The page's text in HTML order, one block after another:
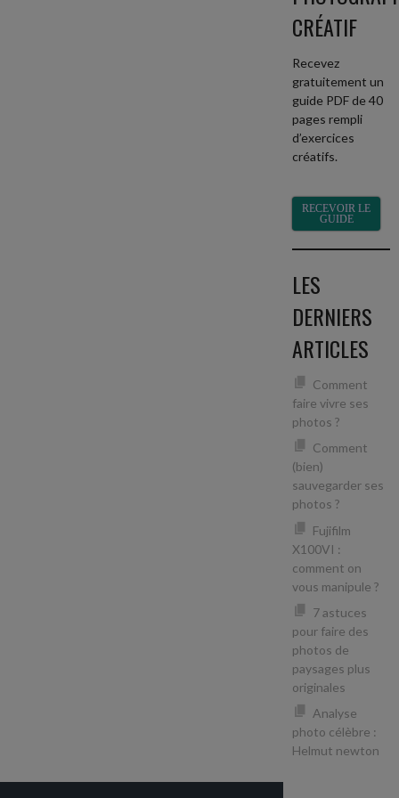
CRÉATIF
Recevez
gratuitement un
guide PDF de 40
pages rempli
d’exercices
créatifs.
RECEVOIR LE
GUIDE
LES
DERNIERS
ARTICLES
Comment
faire vivre ses
photos ?
Comment
(bien)
sauvegarder ses
photos ?
Fujifilm
X100VI :
comment on
vous manipule ?
7 astuces
pour faire des
photos de
paysages plus
originales
Analyse
photo célèbre :
Helmut newton